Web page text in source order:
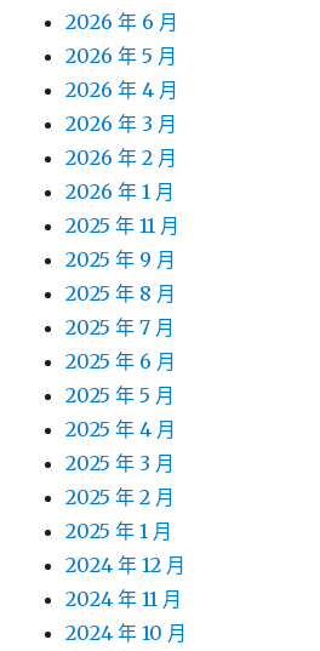
2026 年 6 月
2026 年 5 月
2026 年 4 月
2026 年 3 月
2026 年 2 月
2026 年 1 月
2025 年 11 月
2025 年 9 月
2025 年 8 月
2025 年 7 月
2025 年 6 月
2025 年 5 月
2025 年 4 月
2025 年 3 月
2025 年 2 月
2025 年 1 月
2024 年 12 月
2024 年 11 月
2024 年 10 月